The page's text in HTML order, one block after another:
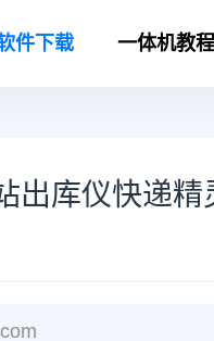
件下载 一体机教程
出库仪快递